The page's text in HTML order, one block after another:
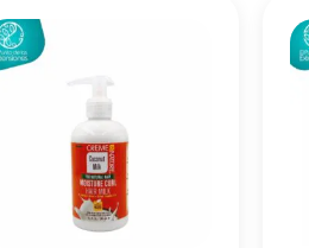
múltiples
variantes.